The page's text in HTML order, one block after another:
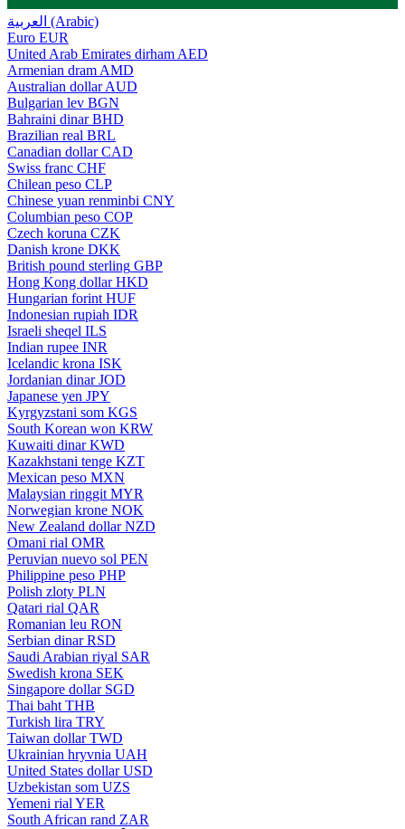
العربية (Arabic)
Euro EUR
United Arab Emirates dirham AED
Armenian dram AMD
Australian dollar AUD
Bulgarian lev BGN
Bahraini dinar BHD
Brazilian real BRL
Canadian dollar CAD
Swiss franc CHF
Chilean peso CLP
Chinese yuan renminbi CNY
Columbian peso COP
Czech koruna CZK
Danish krone DKK
British pound sterling GBP
Hong Kong dollar HKD
Hungarian forint HUF
Indonesian rupiah IDR
Israeli sheqel ILS
Indian rupee INR
Icelandic krona ISK
Jordanian dinar JOD
Japanese yen JPY
Kyrgyzstani som KGS
South Korean won KRW
Kuwaiti dinar KWD
Kazakhstani tenge KZT
Mexican peso MXN
Malaysian ringgit MYR
Norwegian krone NOK
New Zealand dollar NZD
Omani rial OMR
Peruvian nuevo sol PEN
Philippine peso PHP
Polish zloty PLN
Qatari rial QAR
Romanian leu RON
Serbian dinar RSD
Saudi Arabian riyal SAR
Swedish krona SEK
Singapore dollar SGD
Thai baht THB
Turkish lira TRY
Taiwan dollar TWD
Ukrainian hryvnia UAH
United States dollar USD
Uzbekistan som UZS
Yemeni rial YER
South African rand ZAR